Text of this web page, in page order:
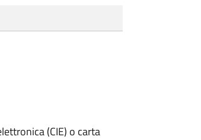
(CIE) o carta